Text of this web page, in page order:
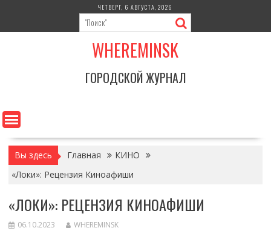
содержимому
ЧЕТВЕРГ, 6 АВГУСТА, 2026
WHEREMINSK
ГОРОДСКОЙ ЖУРНАЛ
Вы здесь Главная
КИНО
«Локи»: Рецензия Киноафиши
«ЛОКИ»: РЕЦЕНЗИЯ КИНОАФИШИ
06.10.2023 WHEREMINSK